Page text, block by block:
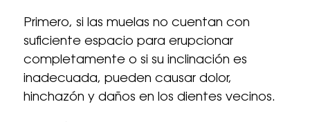
Primero, si las muelas no cuentan con
suficiente espacio para erupcionar
completamente o si su inclinación es
inadecuada, pueden causar dolor,
hinchazón y daños en los dientes vecinos.